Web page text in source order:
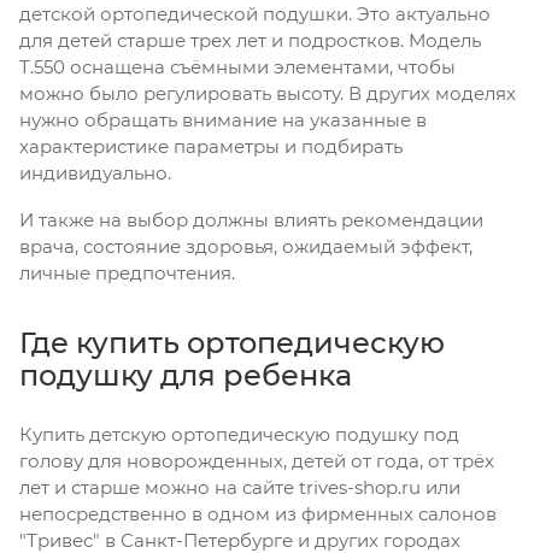
детской ортопедической подушки. Это актуально
для детей старше трех лет и подростков. Модель
Т.550 оснащена съёмными элементами, чтобы
можно было регулировать высоту. В других моделях
нужно обращать внимание на указанные в
характеристике параметры и подбирать
индивидуально.
И также на выбор должны влиять рекомендации
врача, состояние здоровья, ожидаемый эффект,
личные предпочтения.
Где купить ортопедическую
подушку для ребенка
Купить детскую ортопедическую подушку под
голову для новорожденных, детей от года, от трёх
лет и старше можно на сайте trives-shop.ru или
непосредственно в одном из фирменных салонов
"Тривес" в Санкт-Петербурге и других городах